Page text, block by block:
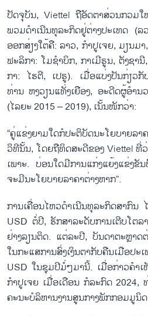
ປັດ​ຈຸ​ບັນ, Viettel ຖື​ອັດ​ຕາ​ສ່ວນ​ກວມ
ພວມ​ດຳ​ເນີນ​ທຸ​ລະ​ກິດ​ຢູ່​ຕ່າງ​ປະ​ເທດ (
ອອກ​ສ່ຽງ​ໃຕ້ຄື: ລາວ, ກຳ​ປູ​ເຈຍ, ມຽນ​ມ
ຟະ​ລິ​ກາ: ໂມ​ຊຳ​ບິກ, ກາ​ເມີ​ຣູນ, ຕັງ​ຊາ​
ກາ: ໄຮ​ຕີ, ເປ​ຣູ). ເມື່ອ​ແບ່ງ​ປັນ​ກ່ຽວ​ກັ
ທ່ານ ຫງວຽນ​ແທັ່ງ​ເຍືອງ, ອະ​ດີດ​ຜູ້​ອຳ​
(ໄລ​ຍະ 2015 – 2019), ເນັ້ນ​ໜັກ​ວ່າ:
“ຄູ່​ແຂ່ງຍາມ​ໃດ​ກໍ​ປະ​ຕິ​ບັດ​ນະ​ໂຍ​ບາຍ​ລ
ວິ​ທີ​ນັ້ນ, ໂດຍ​ຖື​ທິດສະດີ​ຂອງ Viettel ທີ່​
ເພາະ. ບ່ອນ​ໃດ​ມີ​ການ​ແກ່ງແຍ້ງແຂ່ງ​
ຈະ​ມີ​ນະ​ໂຍ​ບາຍ​ລາ​ຄາ​ຕ່າງຫາກ”.
ການ​ເຄື່ອນ​ໄຫວ​ດຳ​ເນີນ​ທຸ​ລະ​ກິດ​ສາ​ກົນ
USD ຕໍ່​ປີ, ຮັກ​ສາ​ລະ​ດັບ​ການ​ເຕີບ​ໂຕ​
ຢ່າງ​ລຽນ​ຕິດ. ແຕ່​ລະ​ປີ, ບັນ​ດາ​ຕະຫຼາດ​
ໃນ​ກະ​ແສການ​ສົ່ງ​ເງິນ​ຕາ​ກັ​ບ​ຄືນ​ເມືອ​
USD ໃນ​ຊຸມ​ປີ​ມໍ່ໆ​ມາ​ນີ້. ເມື່ອ​ກ່າວ​ຄຳ​ເ
ກຳ​ປູ​ເຈຍ ເມື່ອ​ເດືອນ ກໍ​ລະ​ກົດ 2024,
ຄະ​ນະ​ບໍ​ລິ​ຫານ​ງານ​ສູນ​ກາງ​ພັກ​ກອມ​ມູ​ນິ